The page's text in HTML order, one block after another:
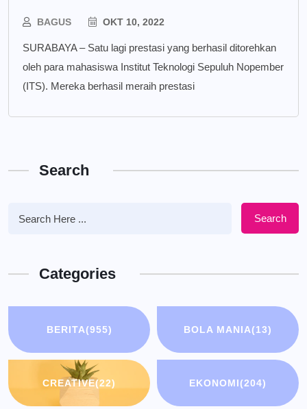
BAGUS OKT 10, 2022
SURABAYA – Satu lagi prestasi yang berhasil ditorehkan
oleh para mahasiswa Institut Teknologi Sepuluh Nopember
(ITS). Mereka berhasil meraih prestasi
Search
Search
Categories
BERITA(955) BOLA MANIA(13)
CREATIVE(22) EKONOMI(204)